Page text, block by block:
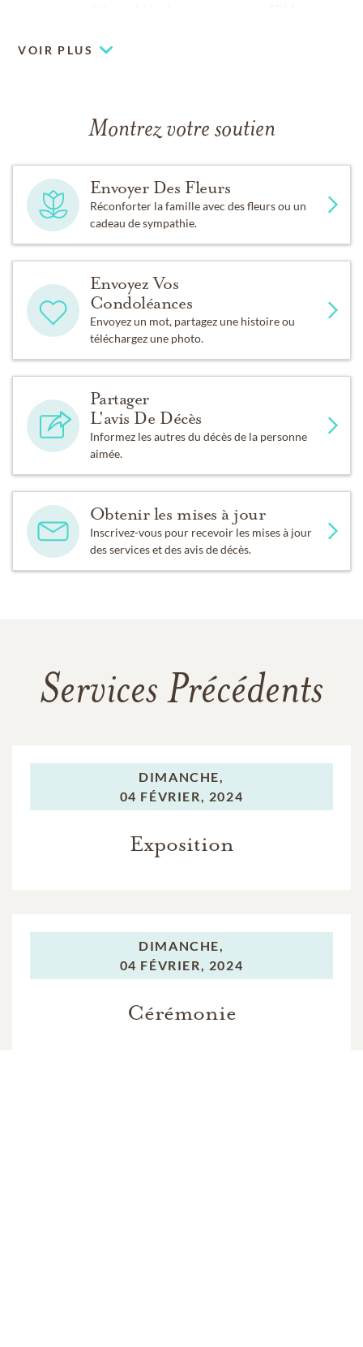
VOIR PLUS
Montrez votre soutien
Envoyer Des Fleurs
Réconforter la famille avec des fleurs ou un
cadeau de sympathie.
Envoyez Vos
Condoléances
Envoyez un mot, partagez une histoire ou
téléchargez une photo.
Partager
L'avis De Décès
Informez les autres du décès de la personne
aimée.
Obtenir les mises à jour
Inscrivez-vous pour recevoir les mises à jour
des services et des avis de décès.
Services Précédents
DIMANCHE,
04 FÉVRIER, 2024
Exposition
DIMANCHE,
04 FÉVRIER, 2024
Cérémonie